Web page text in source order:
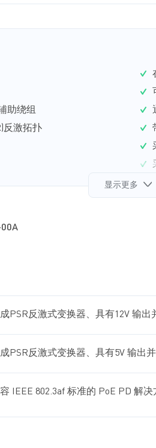
助绕组
反激拓扑
显示更多
PSR反激式变换器、具有12V 输出
PSR反激式变换器、具有5V 输出
IEEE 802.3af 标准的 PoE PD 解